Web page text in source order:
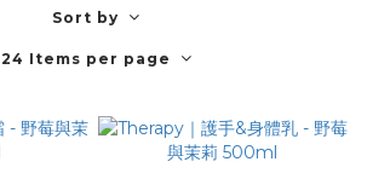
Sort by
24 Items per page